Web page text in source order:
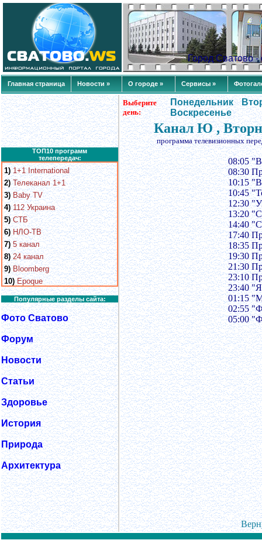
Город Сватово
Главная страница Новости » О городе » Сервисы »
ТОП10 программ
телепередач:
1) 1+1 International
2) Телеканал 1+1
3) Baby TV
4) 112 Украина
5) СТБ
6) НЛО-ТВ
7) 5 канал
8) 24 канал
9) Bloomberg
10) Epoque
Популярные разделы сайта:
Фото Сватово
Форум
Новости
Статьи
Здоровье
История
Природа
Архитектура
Выберите
день:
Понедельник
Воскресенье
Канал Ю ,
программа телевизионных
08:05
08:30
10:15
10:45
12:30
13:20
14:40
17:40
18:35
19:30
21:30
23:10
23:40 "Я
01:15
02:55
05:00